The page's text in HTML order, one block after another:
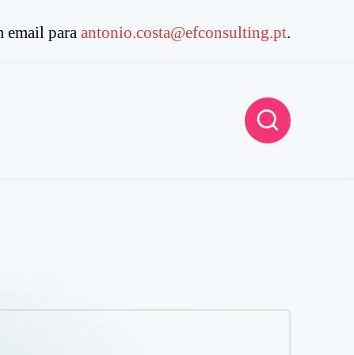
email para antonio.costa@efconsulting.pt